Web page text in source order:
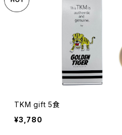
TKM gift 5食
¥3,780